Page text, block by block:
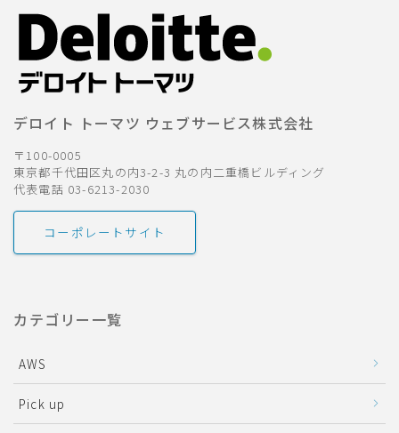
デロイト トーマツ ウェブサービス株式会社
〒100-0005
東京都千代田区丸の内3-2-3 丸の内二重橋ビルディング
代表電話 03-6213-2030
コーポレートサイト
カテゴリー一覧
AWS
Pick up